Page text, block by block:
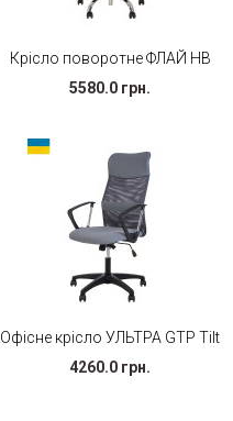
Крісло поворотне ФЛАЙ НВ
5580.0 грн.
Офісне крісло УЛЬТРА GTP Tilt
4260.0 грн.